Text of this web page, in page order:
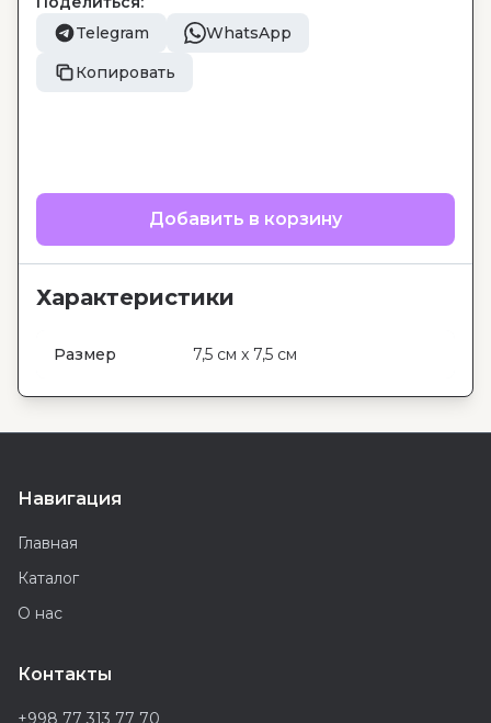
Telegram
WhatsApp
Копировать
Добавить в корзину
Характеристики
Размер 7,5 см x 7,5 см
Навигация
Главная
Каталог
О нас
Контакты
+998 77 313 77 70